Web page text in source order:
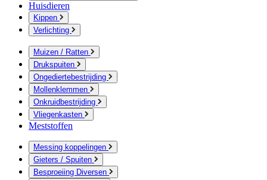
Huisdieren
Kippen
Verlichting
Muizen / Ratten
Drukspuiten
Ongediertebestrijding
Mollenklemmen
Onkruidbestrijding
Vliegenkasten
Meststoffen
Messing koppelingen
Gieters / Spuiten
Besproeiing Diversen